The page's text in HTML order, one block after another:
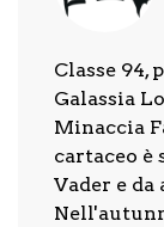
Classe 94,
Galassia
Minaccia
cartaceo è
Vader e